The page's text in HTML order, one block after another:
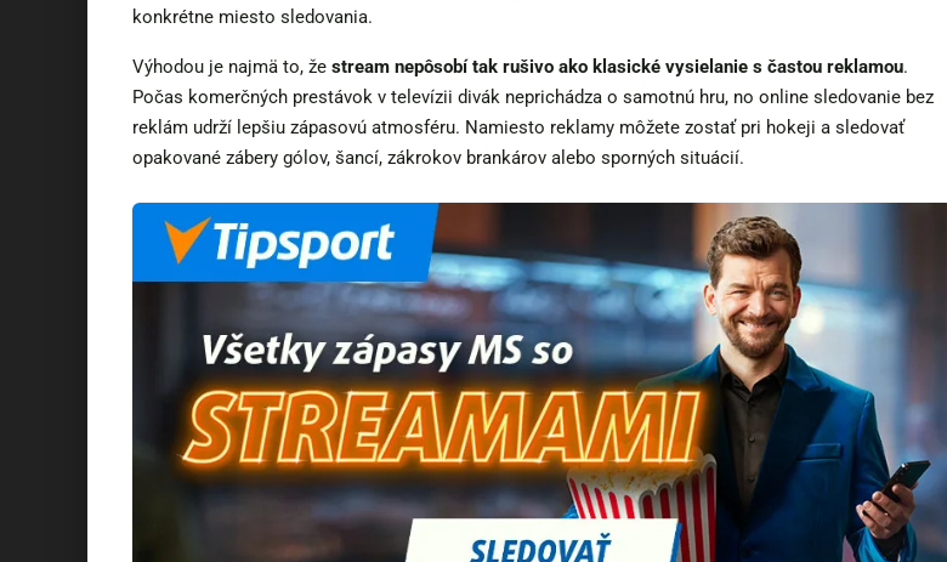
konkrétne miesto sledovania.
Výhodou je najmä to, že stream nepôsobí tak rušivo ako klasické vysielanie s častou reklamou.
Počas komerčných prestávok v televízii divák neprichádza o samotnú hru, no online sledovanie bez
reklám udrží lepšiu zápasovú atmosféru. Namiesto reklamy môžete zostať pri hokeji a sledovať
opakované zábery gólov, šancí, zákrokov brankárov alebo sporných situácií.